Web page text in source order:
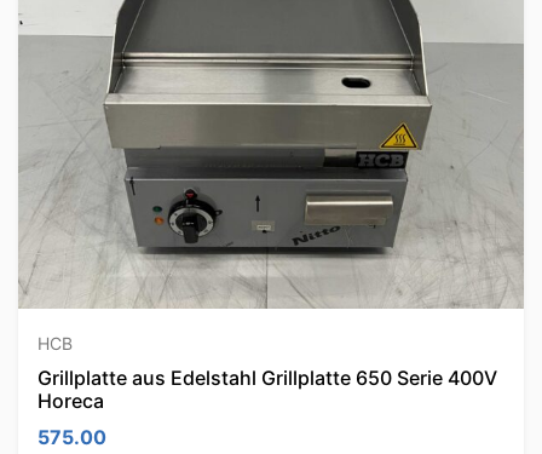
HCB
Grillplatte aus Edelstahl Grillplatte 650 Serie 400V
Horeca
575.00